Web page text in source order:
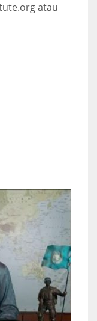
atau